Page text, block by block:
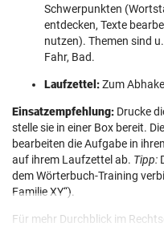
Schwerpunkten
entdecken, Texte
nutzen). Themen sind
Fahr, Bad.
Laufzettel:Zum
Einsatzempfehlung: Drucke
stelle sie in einer Box bereit.
bearbeiten die Aufgabe in
auf ihrem Laufzettel ab. Tipp:
dem Wörterbuch-Training
Familie XY“).
Für mehr Durchblick im